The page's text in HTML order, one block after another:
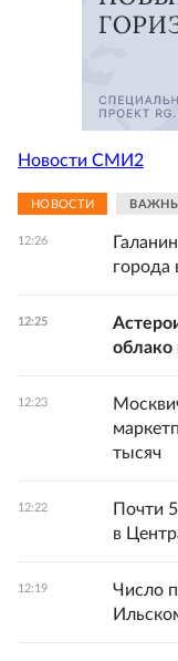
Новости СМИ2
НОВОСТИ
12:26
12:25
облако
12:23
тысяч
12:22
Почти
в
12:19
Число